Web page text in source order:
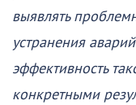
выявлять
устранения
эффективность
конкретными